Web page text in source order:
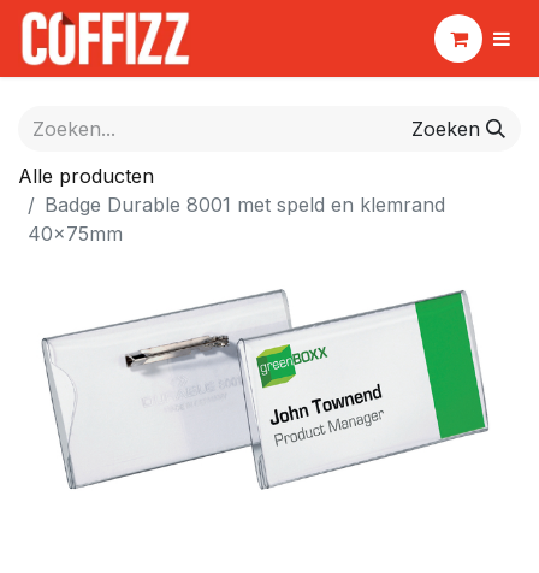
Zoeken
Alle producten
Badge Durable 8001 met speld en klemrand
40x75mm